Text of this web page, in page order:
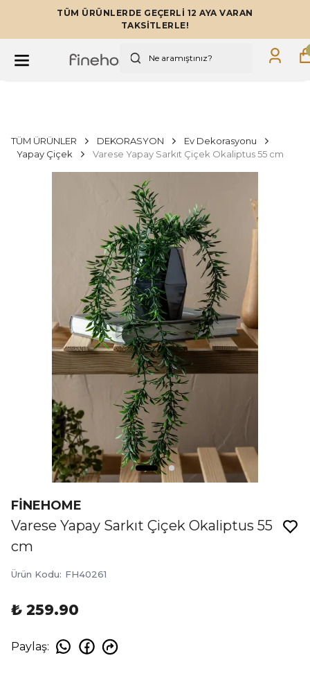
TÜM ÜRÜNLERDE GEÇERLİ 12 AYA VARAN
TAKSİTLERLE!
TÜM ÜRÜNLER DEKORASYON
Ev Dekorasyonu
Yapay Çiçek
Varese Yapay Sarkıt Çiçek Okaliptus 55 cm
FİNEHOME
Varese Yapay Sarkıt Çiçek Okaliptus 55
cm
Ürün Kodu: FH40261
₺ 259.90
Paylaş: